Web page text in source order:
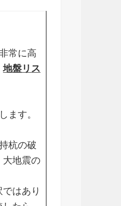
常に高
地盤リス
ます。
杭の破
大地震の
はあり